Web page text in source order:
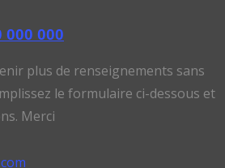
000 000
plus de renseignements sans
le formulaire ci-dessous et
Merci